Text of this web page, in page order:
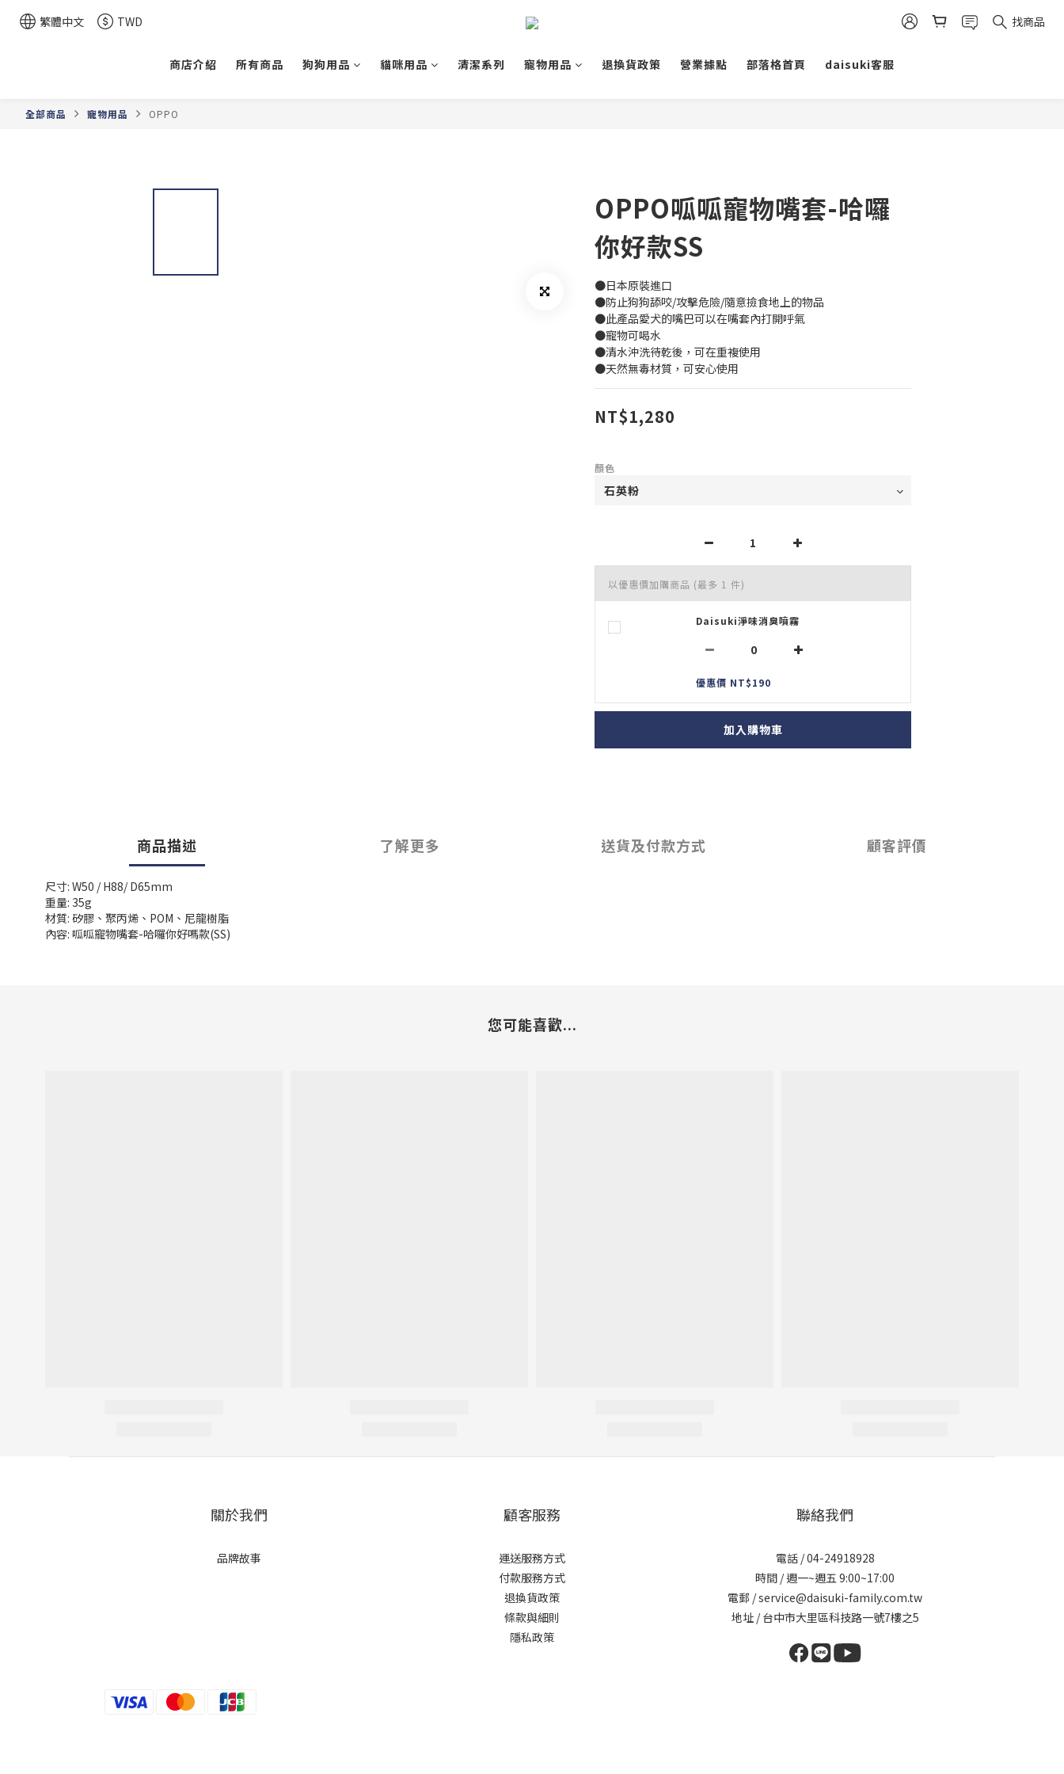
繁體中文 TWD 找商品
商店介紹 所有商品 狗狗用品 貓咪用品 清潔系列 寵物用品 退換貨政策 營業據點 部落格首頁 daisuki客服
全部商品 寵物用品 OPPO
OPPO呱呱寵物嘴套-哈囉
你好款SS
●日本原裝進口
●防止狗狗舔咬/攻擊危險/隨意撿食地上的物品
●此產品愛犬的嘴巴可以在嘴套內打開呼氣
●寵物可喝水
●清水沖洗待乾後，可在重複使用
●天然無毒材質，可安心使用
NT$1,280
顏色
以優惠價加購商品 (最多 1 件)
Daisuki淨味消臭噴霧
優惠價 NT$190
加入購物車
商品描述 了解更多 送貨及付款方式 顧客評價
尺寸: W50 / H88/ D65mm
重量: 35g
材質: 矽膠、聚丙烯、POM、尼龍樹脂
內容: 呱呱寵物嘴套-哈囉你好嗎款(SS)
您可能喜歡...
關於我們
品牌故事
顧客服務
運送服務方式
付款服務方式
退換貨政策
條款與細則
隱私政策
聯絡我們
電話 / 04-24918928
時間 / 週一~週五 9:00~17:00
電郵 / service@daisuki-family.com.tw
地址 / 台中市大里區科技路一號7樓之5